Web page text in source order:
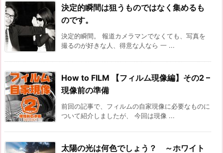
決定的瞬間は狙うものではなく集めるも
のです。
決定的瞬間。 報道カメラマンでなくても、写真を
撮るのが好きな人、得意な人なら 一 ...
How to FILM 【フィルム現像編】その2 –
現像前の準備
前回の記事で、フィルムの自家現像に必要なものに
ついて紹介しましたが、 今回は現像 ...
太陽の光は何色でしょう？ ～ホワイト